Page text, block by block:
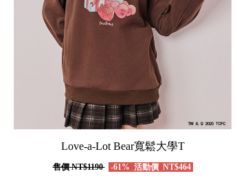
Love-a-Lot Bear寬鬆大學T
售價NT$1190 -61% 活動價NT$464